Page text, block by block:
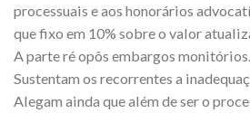
processuais e aos honorários
que fixo em 10% sobre o valor
A parte ré opôs embargos monitórios.
Sustentam os recorrentes a
Alegam ainda que além de ser o